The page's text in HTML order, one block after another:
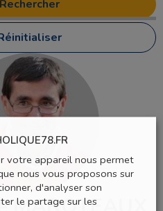
votre appareil nous permet
nous vous proposons sur
d'analyser son
le partage sur les